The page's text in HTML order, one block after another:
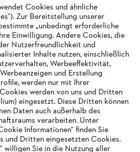
Cookies und ähnliche
Zur Bereitstellung unserer
„unbedingt erforderliche
Einwilligung. Andere Cookies, die
Nutzerfreundlichkeit und
Inhalte nutzen, einschließlich
Werbeeffektivität,
und Erstellung
werden nur mit Ihrer
werden von uns und Dritten
eingesetzt. Diese Dritten können
Daten auch außerhalb des
verarbeiten. Unter
Informationen“ finden Sie
und Dritten eingesetzten Cookies.
willigen Sie in die Nutzung aller